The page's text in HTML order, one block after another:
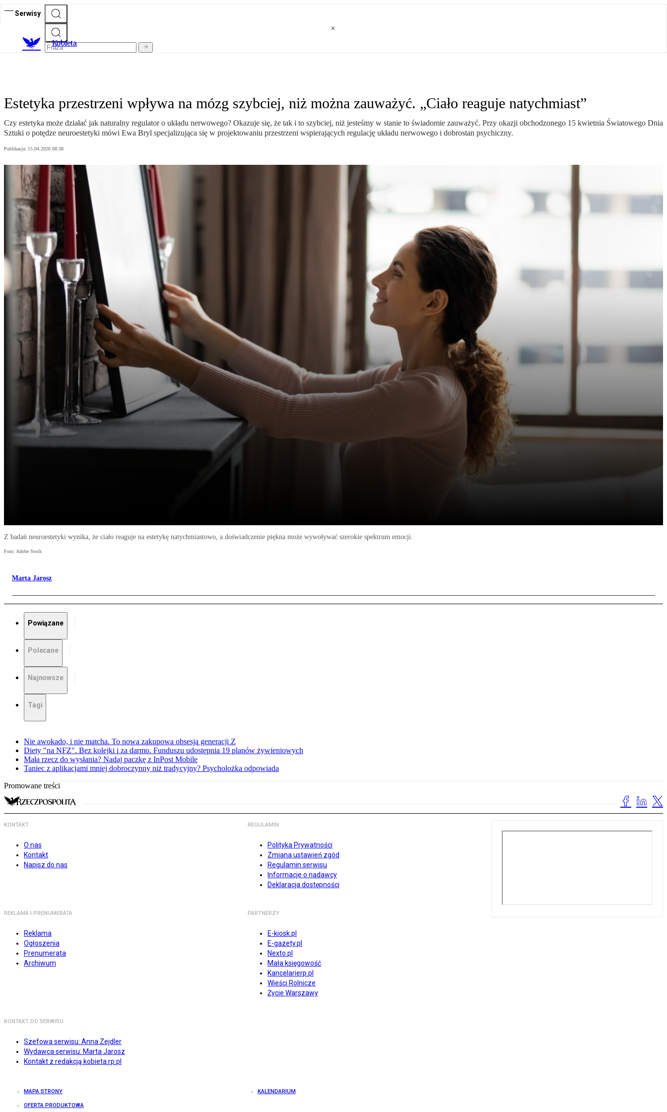
Serwisy
Kobieta
Estetyka przestrzeni wpływa na mózg szybciej, niż można zauważyć. „Ciało reaguje natychmiast”
Czy estetyka może działać jak naturalny regulator o układu nerwowego? Okazuje się, że tak i to szybciej, niż jesteśmy w stanie to świadomie zauważyć. Przy okazji obchodzonego 15 kwietnia Światowego Dnia
Sztuki o potędze neuroestetyki mówi Ewa Bryl specjalizująca się w projektowaniu przestrzeni wspierających regulację układu nerwowego i dobrostan psychiczny.
Publikacja: 15.04.2026 08:38
Z badań neuroestetyki wynika, że ciało reaguje na estetykę natychmiastowo, a doświadczenie piękna może wywoływać szerokie spektrum emocji.
Foto: Adobe Stock
Marta Jarosz
Powiązane
Polecane
Najnowsze
Tagi
Nie awokado, i nie matcha. To nowa zakupowa obsesja generacji Z
Diety "na NFZ". Bez kolejki i za darmo. Funduszu udostępnia 19 planów żywieniowych
Mała rzecz do wysłania? Nadaj paczkę z InPost Mobile
Taniec z aplikacjami mniej dobroczynny niż tradycyjny? Psycholożka odpowiada
Promowane treści
KONTAKT
O nas
Kontakt
Napisz do nas
REGULAMIN
Polityka Prywatności
Zmiana ustawień zgód
Regulamin serwisu
Informacje o nadawcy
Deklaracja dostępności
REKLAMA I PRENUMERATA
Reklama
Ogłoszenia
Prenumerata
Archiwum
PARTNERZY
E-kiosk.pl
E-gazety.pl
Nexto.pl
Mała księgowość
Kancelarierp.pl
Wieści Rolnicze
Życie Warszawy
KONTAKT DO SERWISU
Szefowa serwisu: Anna Zejdler
Wydawca serwisu: Marta Jarosz
Kontakt z redakcją kobieta.rp.pl
MAPA STRONY KALENDARIUM
OFERTA PRODUKTOWA